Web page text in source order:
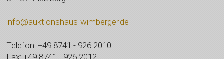
info@auktionshaus-wimberger.de
Telefon: +49 8741 - 926 2010
Fax: +49 8741 - 926 2012